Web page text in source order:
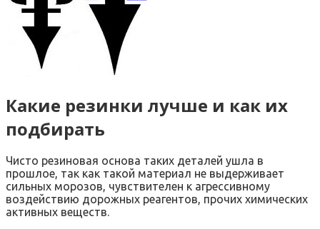
Какие резинки лучше и как их
подбирать
Чисто резиновая основа таких деталей ушла в
прошлое, так как такой материал не выдерживает
сильных морозов, чувствителен к агрессивному
воздействию дорожных реагентов, прочих химических
активных веществ.